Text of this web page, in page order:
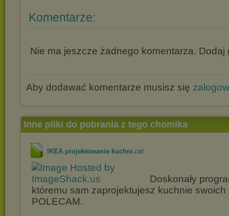
Komentarze:
Nie ma jeszcze żadnego komentarza. Dodaj
Aby dodawać komentarze musisz się
Inne pliki do pobrania z tego chomika
IKEA projektowanie kuchni.rar
Doskonały
któremu sam zaprojektujesz kuchnie swoich
POLECAM.